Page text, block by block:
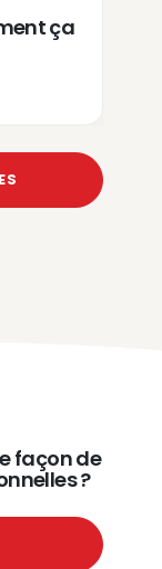
ça
façon de
?